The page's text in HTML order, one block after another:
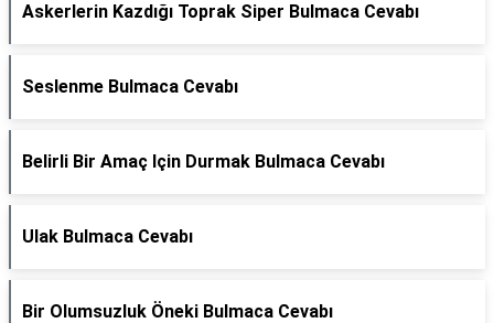
Askerlerin Kazdığı Toprak Siper Bulmaca Cevabı
Seslenme Bulmaca Cevabı
Belirli Bir Amaç Için Durmak Bulmaca Cevabı
Ulak Bulmaca Cevabı
Bir Olumsuzluk Öneki Bulmaca Cevabı